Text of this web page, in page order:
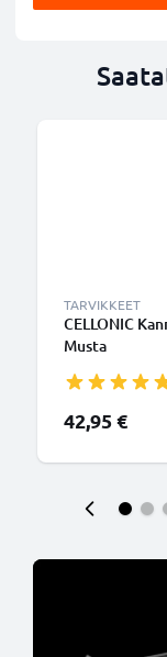
TARVIKKEET
CELLONIC
Musta
42,95 €